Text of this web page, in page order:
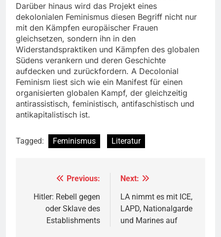
Darüber hinaus wird das Projekt eines
dekolonialen Feminismus diesen Begriff nicht nur
mit den Kämpfen europäischer Frauen
gleichsetzen, sondern ihn in den
Widerstandspraktiken und Kämpfen des globalen
Südens verankern und deren Geschichte
aufdecken und zurückfordern. A Decolonial
Feminism liest sich wie ein Manifest für einen
organisierten globalen Kampf, der gleichzeitig
antirassistisch, feministisch, antifaschistisch und
antikapitalistisch ist.
Tagged: Feminismus Literatur
Beitragsnavigation
Previous:
Hitler: Rebell gegen
oder Sklave des
Establishments
Next:
LA nimmt es mit ICE,
LAPD, Nationalgarde
und Marines auf